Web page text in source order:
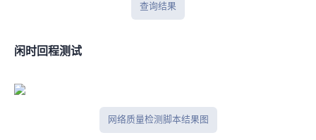
BGPtools查询结果
闲时IPV4回程测试
网络质量检测脚本结果图